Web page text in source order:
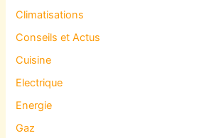
Climatisations
Conseils et Actus
Cuisine
Electrique
Energie
Gaz